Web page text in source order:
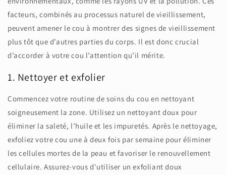
facteurs, combinés au processus naturel de vieillissement,
peuvent amener le cou à montrer des signes de vieillissement
plus tôt que d’autres parties du corps. Il est donc crucial
d’accorder à votre cou l’attention qu’il mérite.
1. Nettoyer et exfolier
Commencez votre routine de soins du cou en nettoyant
soigneusement la zone. Utilisez un nettoyant doux pour
éliminer la saleté, l’huile et les impuretés. Après le nettoyage,
exfoliez votre cou une à deux fois par semaine pour éliminer
les cellules mortes de la peau et favoriser le renouvellement
cellulaire. Assurez-vous d'utiliser un exfoliant doux